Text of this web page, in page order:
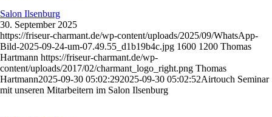
Salon Ilsenburg
30. September 2025
https://friseur-charmant.de/wp-content/uploads/2025/09/WhatsApp-
Bild-2025-09-24-um-07.49.55_d1b19b4c.jpg 1600 1200 Thomas
Hartmann https://friseur-charmant.de/wp-
content/uploads/2017/02/charmant_logo_right.png Thomas
Hartmann2025-09-30 05:02:292025-09-30 05:02:52Airtouch Seminar
mit unseren Mitarbeitern im Salon Ilsenburg